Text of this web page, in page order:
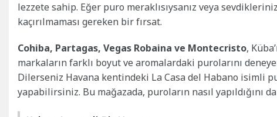
lezzete sahip. Eğer puro meraklısıysanız veya
kaçırılmaması gereken bir fırsat.
Cohiba, Partagas, Vegas Robaina ve Montecristo,
markaların farklı boyut ve aromalardaki purolarını
Dilerseniz Havana kentindeki La Casa del Habano isimli
yapabilirsiniz. Bu mağazada, puroların nasıl yapıldığını